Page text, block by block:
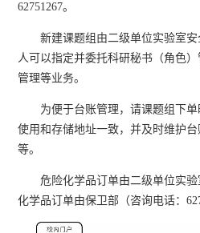
62751267。
新建课题组由二级单位实验室
人可以指定并委托科研秘书（角色
管理等业务。
为便于台账管理，请课题组下
使用和存储地址一致，并及时维护
等。
危险化学品订单由二级单位实
化学品订单由保卫部（咨询电话：